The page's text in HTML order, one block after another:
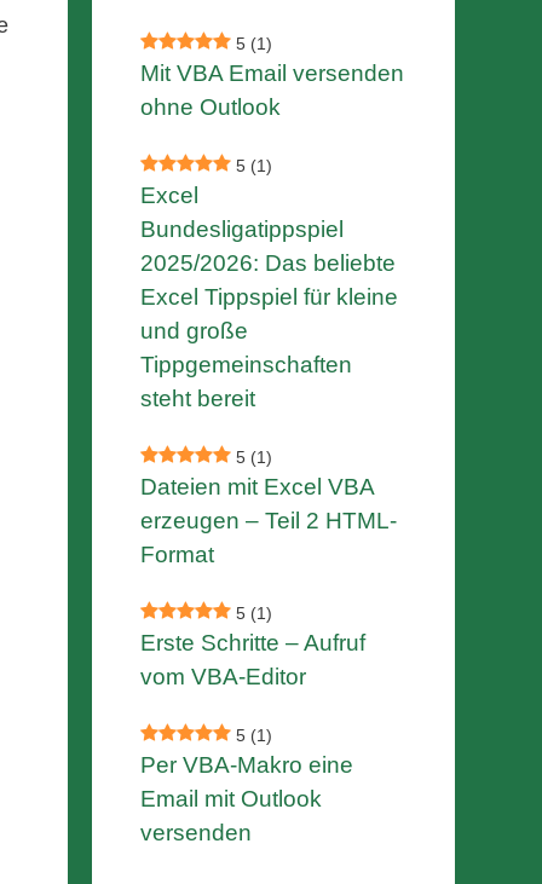
5 (1)
Mit VBA Email versenden
ohne Outlook
5 (1)
Excel
Bundesligatippspiel
2025/2026: Das beliebte
Excel Tippspiel für kleine
und große
Tippgemeinschaften
steht bereit
5 (1)
Dateien mit Excel VBA
erzeugen – Teil 2 HTML-
Format
5 (1)
Erste Schritte – Aufruf
vom VBA-Editor
5 (1)
Per VBA-Makro eine
Email mit Outlook
versenden